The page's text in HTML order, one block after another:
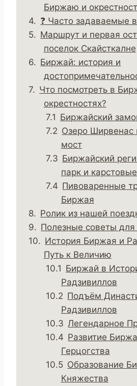
Биржаю и
❓ Часто задаваемые
Маршрут и первая
поселок Скайсткалне
Биржай: история и
Что посмотреть в
окрестностях?
Биржайский
Озеро Ширвенас
мост
Биржайский
парк и
Пивоваренные
Биржая
Ролик из нашей
Полезные советы для
История Биржая и
Путь к Величию
Биржай в
Радзивиллов
Подъём
Радзивиллов
Легендарное
Развитие
Герцогства
Образование
Княжества